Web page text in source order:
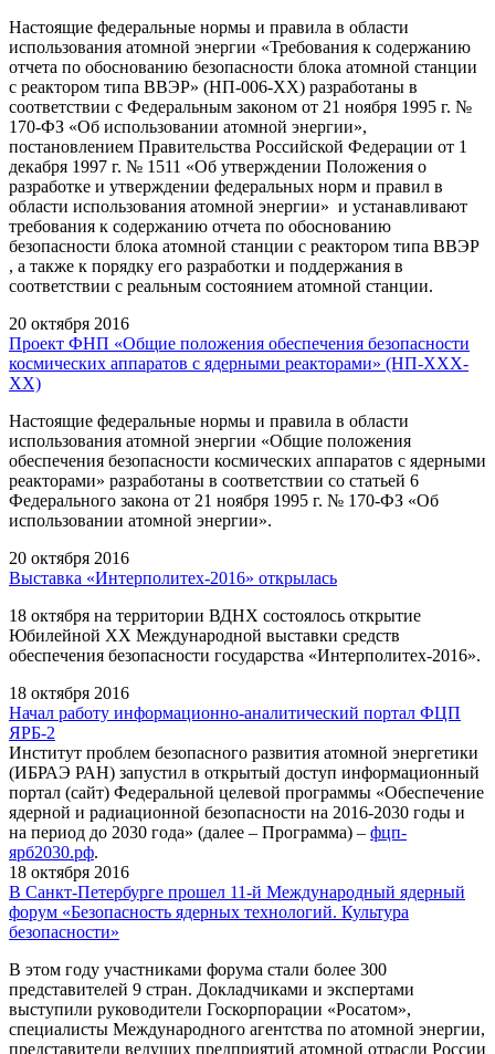
Настоящие федеральные нормы и правила в области
использования атомной энергии «Требования к содержанию
отчета по обоснованию безопасности блока атомной станции
с реактором типа ВВЭР» (НП-006-XX) разработаны в
соответствии с Федеральным законом от 21 ноября 1995 г. №
170-ФЗ «Об использовании атомной энергии»,
постановлением Правительства Российской Федерации от 1
декабря 1997 г. № 1511 «Об утверждении Положения о
разработке и утверждении федеральных норм и правил в
области использования атомной энергии» и устанавливают
требования к содержанию отчета по обоснованию
безопасности блока атомной станции с реактором типа ВВЭР
, а также к порядку его разработки и поддержания в
соответствии c реальным состоянием атомной станции.
20 октября 2016
Проект ФНП «Общие положения обеспечения безопасности
космических аппаратов с ядерными реакторами» (НП-ХХХ-
ХХ)
Настоящие федеральные нормы и правила в области
использования атомной энергии «Общие положения
обеспечения безопасности космических аппаратов с ядерными
реакторами» разработаны в соответствии со статьей 6
Федерального закона от 21 ноября 1995 г. № 170-ФЗ «Об
использовании атомной энергии».
20 октября 2016
Выставка «Интерполитех-2016» открылась
18 октября на территории ВДНХ состоялось открытие
Юбилейной XX Международной выставки средств
обеспечения безопасности государства «Интерполитех-2016».
18 октября 2016
Начал работу информационно-аналитический портал ФЦП
ЯРБ-2
Институт проблем безопасного развития атомной энергетики
(ИБРАЭ РАН) запустил в открытый доступ информационный
портал (сайт) Федеральной целевой программы «Обеспечение
ядерной и радиационной безопасности на 2016-2030 годы и
на период до 2030 года» (далее – Программа) – фцп-
ярб2030.рф.
18 октября 2016
В Санкт-Петербурге прошел 11-й Международный ядерный
форум «Безопасность ядерных технологий. Культура
безопасности»
В этом году участниками форума стали более 300
представителей 9 стран. Докладчиками и экспертами
выступили руководители Госкорпорации «Росатом»,
специалисты Международного агентства по атомной энергии,
представители ведущих предприятий атомной отрасли России